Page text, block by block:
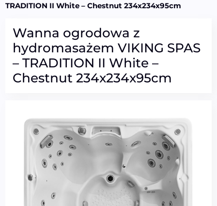
TRADITION II White – Chestnut 234x234x95cm
Wanna ogrodowa z
hydromasażem VIKING SPAS
– TRADITION II White –
Chestnut 234x234x95cm